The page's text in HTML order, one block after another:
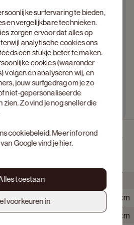
surfervaring te bieden,
en vergelijkbare technieken.
zorgen ervoor dat alles op
analytische cookies ons
een stukje beter te maken.
cookies (waaronder
volgen en analyseren wij, en
jouw surfgedrag om je zo
niet-gepersonaliseerde
Zo vind je nog sneller die
cookiebeleid. Meer info rond
Google vind jehier.
toestaan
voorkeuren in
Volti stof Truffle
naar een gevoel van rust en
en een genereuze zitdiepte
De strakke belijning houdt het
waardoor het geheel krachtig maar
voelt intuïtief en blijft aangenaam,
440 cm
155 cm